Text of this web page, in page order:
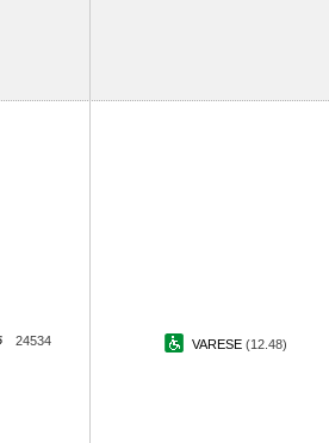
24534 VARESE (12.48)